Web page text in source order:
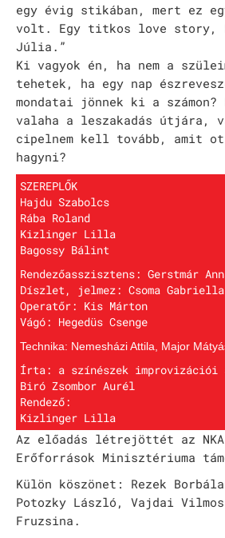
It’s a match
Bíró Zsombor Aurél: Mit
Vajon mi marad, ha leesik a
Nemes Nagy Ágnes: Ne csukd
Jennifer Haley: A Menedék
NAPTÁR
ARCHÍV
SAJTÓ
KAPCSOLAT
TÁP ALAPÍTVÁNY
egy évig stikában, mert ez
volt. Egy titkos love story,
Júlia.”
Ki vagyok én, ha nem a
tehetek, ha egy nap
mondatai jönnek ki a számon?
valaha a leszakadás útjára,
cipelnem kell tovább, amit
hagyni?
SZEREPLŐK
Hajdu Szabolcs
Rába Roland
Kizlinger Lilla
Bagossy Bálint
Rendezőasszisztens: Gerstmár
Díszlet, jelmez: Csoma Gabriella
Operatőr: Kis Márton
Vágó: Hegedüs Csenge
Technika: Nemesházi Attila, Major
Írta: a színészek improvizációi
Biró Zsombor Aurél
Rendező:
Kizlinger Lilla
Az előadás létrejöttét az
Erőforrások Minisztériuma
Külön köszönet: Rezek
Potozky László, Vajdai
Fruzsina.